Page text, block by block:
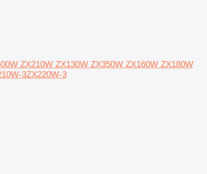
ZX210W ZX130W ZX350W ZX160W ZX180W
3ZX220W-3